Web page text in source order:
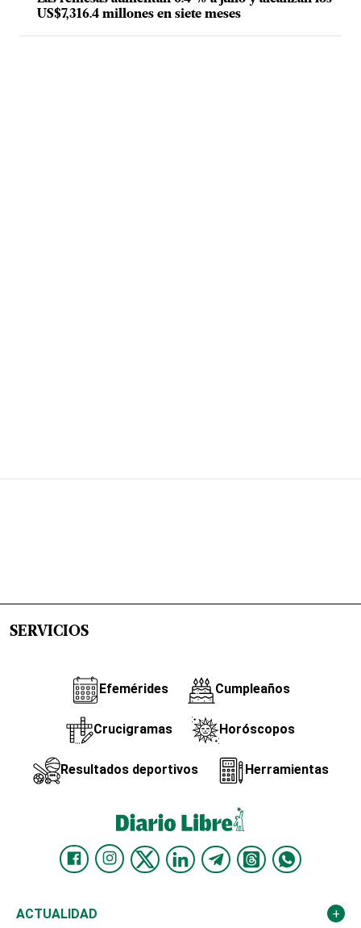
US$7,316.4 millones en siete meses
SERVICIOS
Efemérides Cumpleaños
Crucigramas Horóscopos
Resultados deportivos Herramientas
ACTUALIDAD